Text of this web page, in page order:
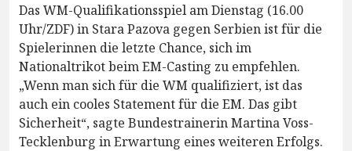
Das WM-Qualifikationsspiel am Dienstag (16.00
Uhr/ZDF) in Stara Pazova gegen Serbien ist für die
Spielerinnen die letzte Chance, sich im
Nationaltrikot beim EM-Casting zu empfehlen.
„Wenn man sich für die WM qualifiziert, ist das
auch ein cooles Statement für die EM. Das gibt
Sicherheit“, sagte Bundestrainerin Martina Voss-
Tecklenburg in Erwartung eines weiteren Erfolgs.